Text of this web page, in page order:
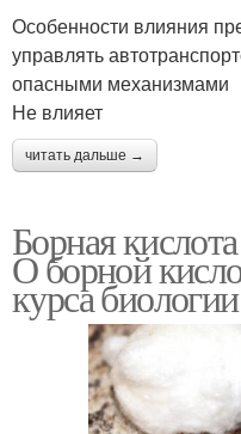
Особенности влияния
управлять
опасными механизмами
Не влияет
читать дальше →
Борная
О борной
курса биологии